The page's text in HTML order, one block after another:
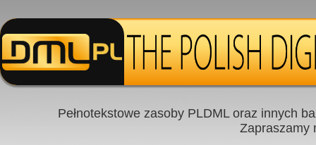
Pełnotekstowe zasoby PLDML oraz innych
Zapraszamy